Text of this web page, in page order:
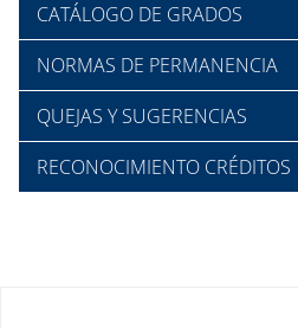
CATÁLOGO DE GRADOS
NORMAS DE PERMANENCIA
QUEJAS Y SUGERENCIAS
RECONOCIMIENTO CRÉDITOS